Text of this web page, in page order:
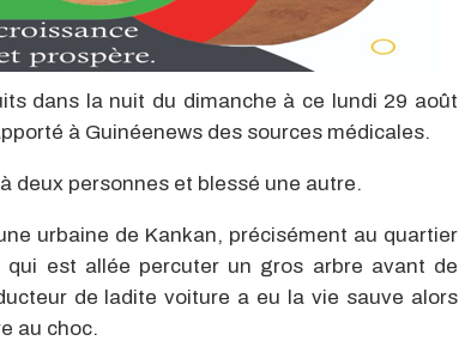
dans la nuit du dimanche à ce lundi 29 août
à Guinéenews des sources médicales.
deux personnes et blessé une autre.
urbaine de Kankan, précisément au quartier
est allée percuter un gros arbre avant de
de ladite voiture a eu la vie sauve alors
au choc.